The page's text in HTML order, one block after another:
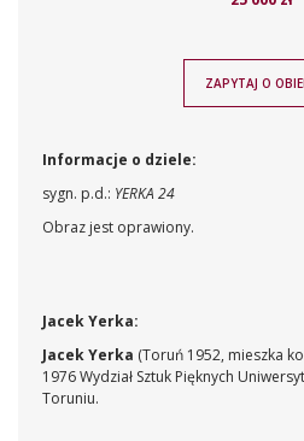
ZAPYTAJ O
Informacje o dziele:
sygn. p.d.: YERKA 24
Obraz jest oprawiony.
Jacek Yerka:
Jacek Yerka (Toruń 1952, mieszka
1976 Wydział Sztuk Pięknych
Toruniu.